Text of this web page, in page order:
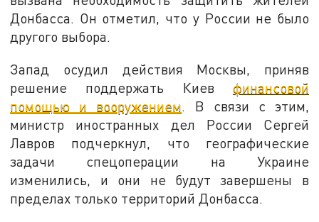
Донбасса. Он отметил, что у России не было
другого выбора.
Запад осудил действия Москвы, приняв
решение поддержать Киев финансовой
помощью и вооружением. В связи с этим,
министр иностранных дел России Сергей
Лавров подчеркнул, что географические
задачи спецоперации на Украине
изменились, и они не будут завершены в
пределах только территорий Донбасса.